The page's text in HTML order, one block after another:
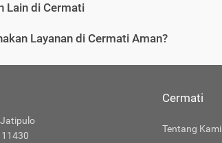
Lain di Cermati
Layanan di Cermati Aman?
Cermati
Tentang Kami